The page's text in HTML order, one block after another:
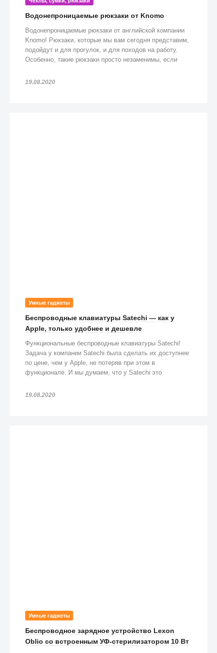
Водонепроницаемые рюкзаки от Knomo
Водонепроницаемые рюкзаки от английской компании
Knomo! Рюкзаки, которые мы вам сегодня представим,
подойдут и для прогулок, и для походов на работу.
Особенно, такие рюкзаки просто незаменимы, если
19.08.2020
Умные гаджеты
Беспроводные клавиатуры Satechi — как у
Apple, только удобнее и дешевле
Функциональные беспроводные клавиатуры Satechi!
Задача у компании Satechi была сделать их доступнее
по цене, чем у Apple, не потеряв при этом в
функционале. И мы думаем, что у Satechi это
19.08.2020
Умные гаджеты
Беспроводное зарядное устройство Lexon
Oblio со встроенным УФ-стерилизатором 10 Вт